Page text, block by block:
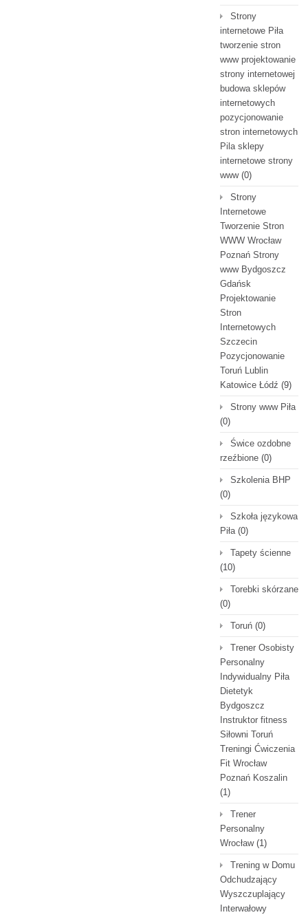
Strony
internetowe Piła
tworzenie stron
www projektowanie
strony internetowej
budowa sklepów
internetowych
pozycjonowanie
stron internetowych
Pila sklepy
internetowe strony
www(0)
Strony
Internetowe
Tworzenie Stron
WWW Wrocław
Poznań Strony
www Bydgoszcz
Gdańsk
Projektowanie
Stron
Internetowych
Szczecin
Pozycjonowanie
Toruń Lublin
Katowice Łódź (9)
Strony www Piła
(0)
Świce ozdobne
rzeźbione (0)
Szkolenia BHP
(0)
Szkoła językowa
Piła(0)
Tapety ścienne
(10)
Torebki skórzane
(0)
Toruń (0)
Trener Osobisty
Personalny
Indywidualny Piła
Dietetyk
Bydgoszcz
Instruktor fitness
Siłowni Toruń
Treningi Ćwiczenia
Fit Wrocław
Poznań Koszalin
(1)
Trener
Personalny
Wrocław(1)
Trening w Domu
Odchudzający
Wyszczuplający
Interwałowy